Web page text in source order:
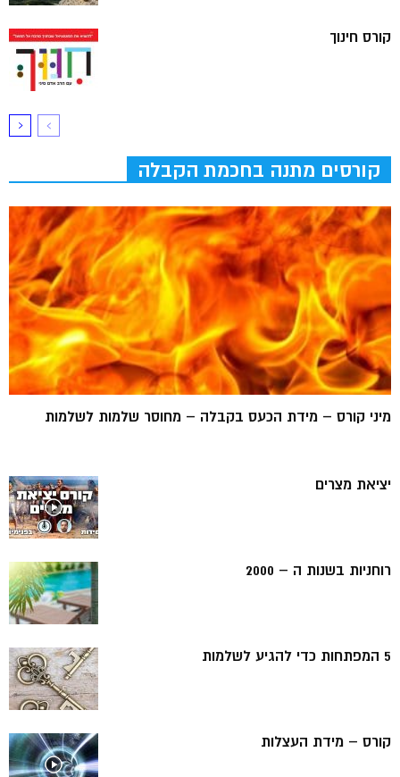
קורס חינוך
קורסים מתנה בחכמת הקבלה
מיני קורס – מידת הכעס בקבלה – מחוסר שלמות לשלמות
יציאת מצרים
רוחניות בשנות ה – 2000
5 המפתחות כדי להגיע לשלמות
קורס – מידת העצלות